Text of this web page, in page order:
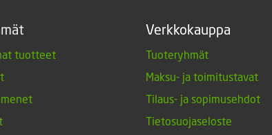
tuotteet
Verkkokauppa
Tuoteryhmät
Maksu- ja toimitustavat
Tilaus- ja sopimusehdot
Tietosuojaseloste